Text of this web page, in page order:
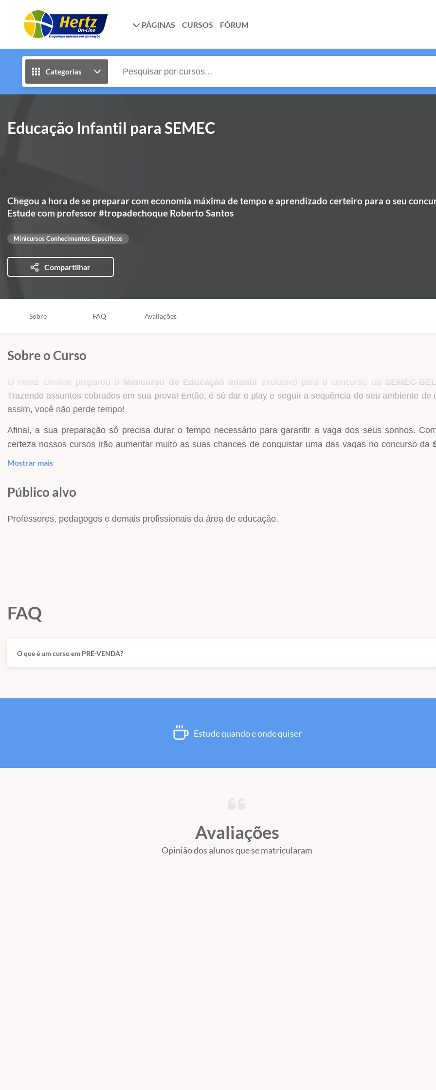
PÁGINAS CURSOS FÓRUM
Categorias
Educação Infantil para SEMEC
Chegou a hora de se preparar com economia máxima de tempo e aprendizado certeiro para o seu
Estude com professor #tropadechoque Roberto Santos
Minicursos Conhecimentos Específicos
Compartilhar
Sobre FAQ Avaliações
Sobre o Curso
O Hertz On-line preparou o Minicurso de Educação Infantil exclusivo para o concurso da SEMEC-
Trazendo assuntos cobrados em sua prova! Então, é só dar o play e seguir a sequência do seu ambiente de
assim, você não perde tempo!
Afinal, a sua preparação só precisa durar o tempo necessário para garantir a vaga dos seus sonhos.
certeza nossos cursos irão aumentar muito as suas chances de conquistar uma das vagas no concurso da
BELÉM-PA
Curso com início imediato;
Mostrar mais
Público alvo
Professores, pedagogos e demais profissionais da área de educação.
FAQ
O que é um curso em PRÉ-VENDA?
Estude quando e onde quiser
Avaliações
Opinião dos alunos que se matricularam